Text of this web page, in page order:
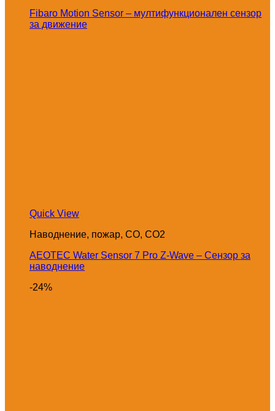
Fibaro Motion Sensor – мултифункционален сензор
за движение
Quick View
Наводнение, пожар, CO, CO2
AEOTEC Water Sensor 7 Pro Z-Wave – Сензор за
наводнение
-24%